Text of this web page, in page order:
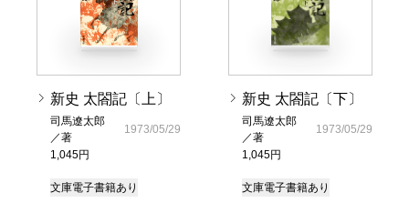
新史 太閤記〔上〕
司馬遼太郎
／著
1,045円
1973/05/29
文庫電子書籍あり
新史 太閤記〔下〕
司馬遼太郎
／著
1,045円
1973/05/29
文庫電子書籍あり